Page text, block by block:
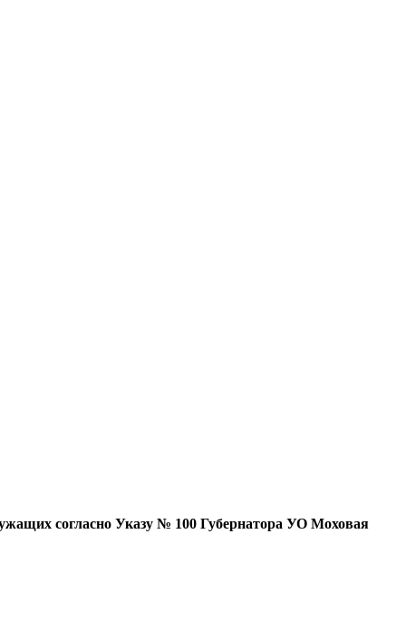
согласно Указу № 100 Губернатора УО Моховая